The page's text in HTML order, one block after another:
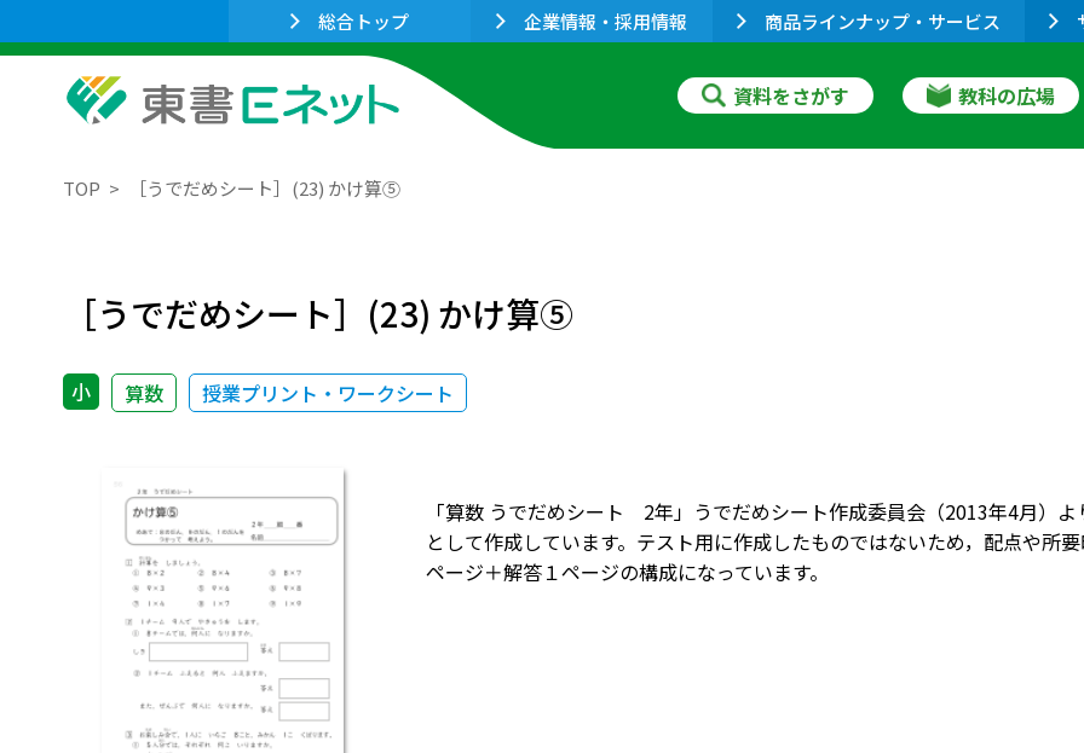
総合トップ 企業情報・採用情報 商品ラインナップ・サービス
資料をさがす 教科の広場
TOP ［うでだめシート］(23) かけ算⑤
［うでだめシート］(23) かけ算⑤
小 算数 授業プリント・ワークシート
「算数 うでだめシート 2年」うでだめシート作成委員会（2013年4月）
として作成しています。テスト用に作成したものではないため，配点や所
ページ＋解答１ページの構成になっています。